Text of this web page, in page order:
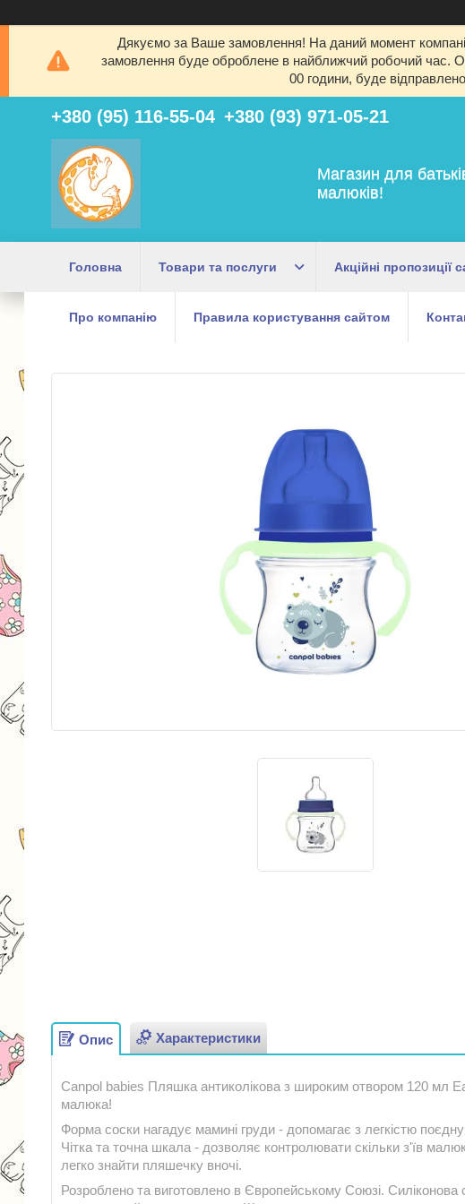
Дякуємо за Ваше замовлення! На даний момент
замовлення буде оброблене в найближчий робочий час.
00 години, буде
+380 (95) 116-55-04 +380 (93) 971-05-21
Магазин для
малюків!
Головна Товари та послуги Акційні пропозиції
Про компанію Правила користування сайтом
Опис Характеристики
Canpol babies Пляшка антиколікова з широким отвором 120 мл
малюка!
Форма соски нагадує мамині груди - допомагає з легкістю
Чітка та точна шкала - дозволяє контролювати скільки з'їв
легко знайти пляшечку вночі.
Розроблено та виготовлено в Європейському Союзі.